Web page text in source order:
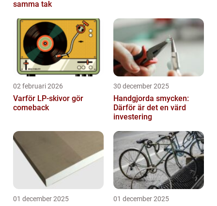
samma tak
02 februari 2026
Varför LP-skivor gör
comeback
30 december 2025
Handgjorda smycken:
Därför är det en värd
investering
01 december 2025 01 december 2025